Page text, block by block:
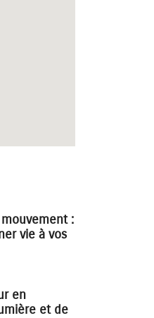
:
vie à vos
en
et de